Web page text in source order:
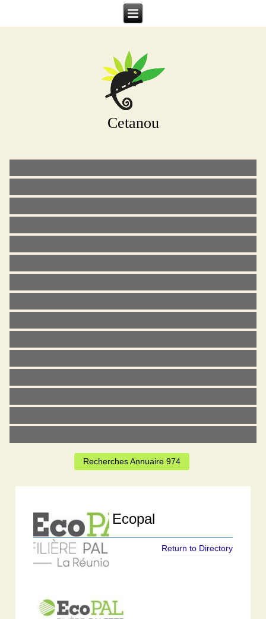
Cetanou
Recherches Annuaire 974
Ecopal
Return to Directory